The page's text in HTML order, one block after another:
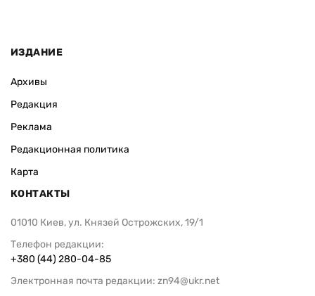
ИЗДАНИЕ
Архивы
Редакция
Реклама
Редакционная политика
Карта
КОНТАКТЫ
01010 Киев, ул. Князей Острожских, 19/1
Телефон редакции:
+380 (44) 280-04-85
Электронная почта редакции: zn94@ukr.net